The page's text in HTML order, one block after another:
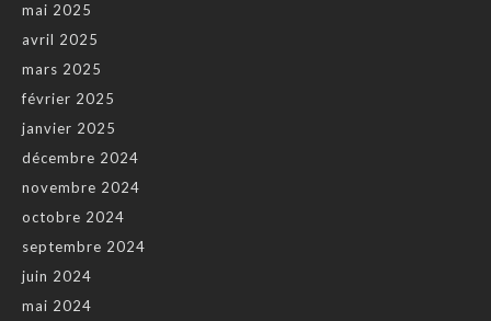
mai 2025
avril 2025
mars 2025
février 2025
janvier 2025
décembre 2024
novembre 2024
octobre 2024
septembre 2024
juin 2024
mai 2024